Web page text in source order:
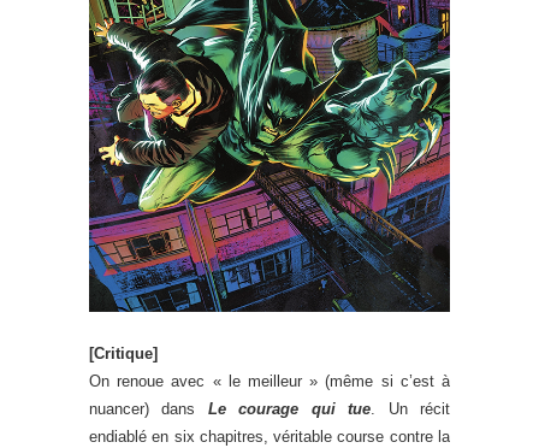
[Critique]
On renoue avec « le meilleur » (même si c’est à
nuancer) dans Le courage qui tue. Un récit
endiablé en six chapitres, véritable course contre la